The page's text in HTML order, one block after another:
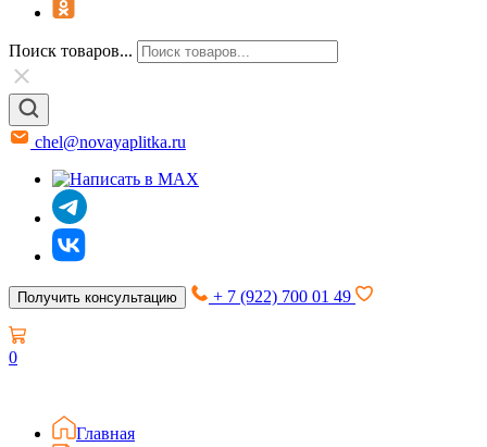
Поиск товаров...
chel@novayaplitka.ru
Получить консультацию + 7 (922) 700 01 49
0
Главная